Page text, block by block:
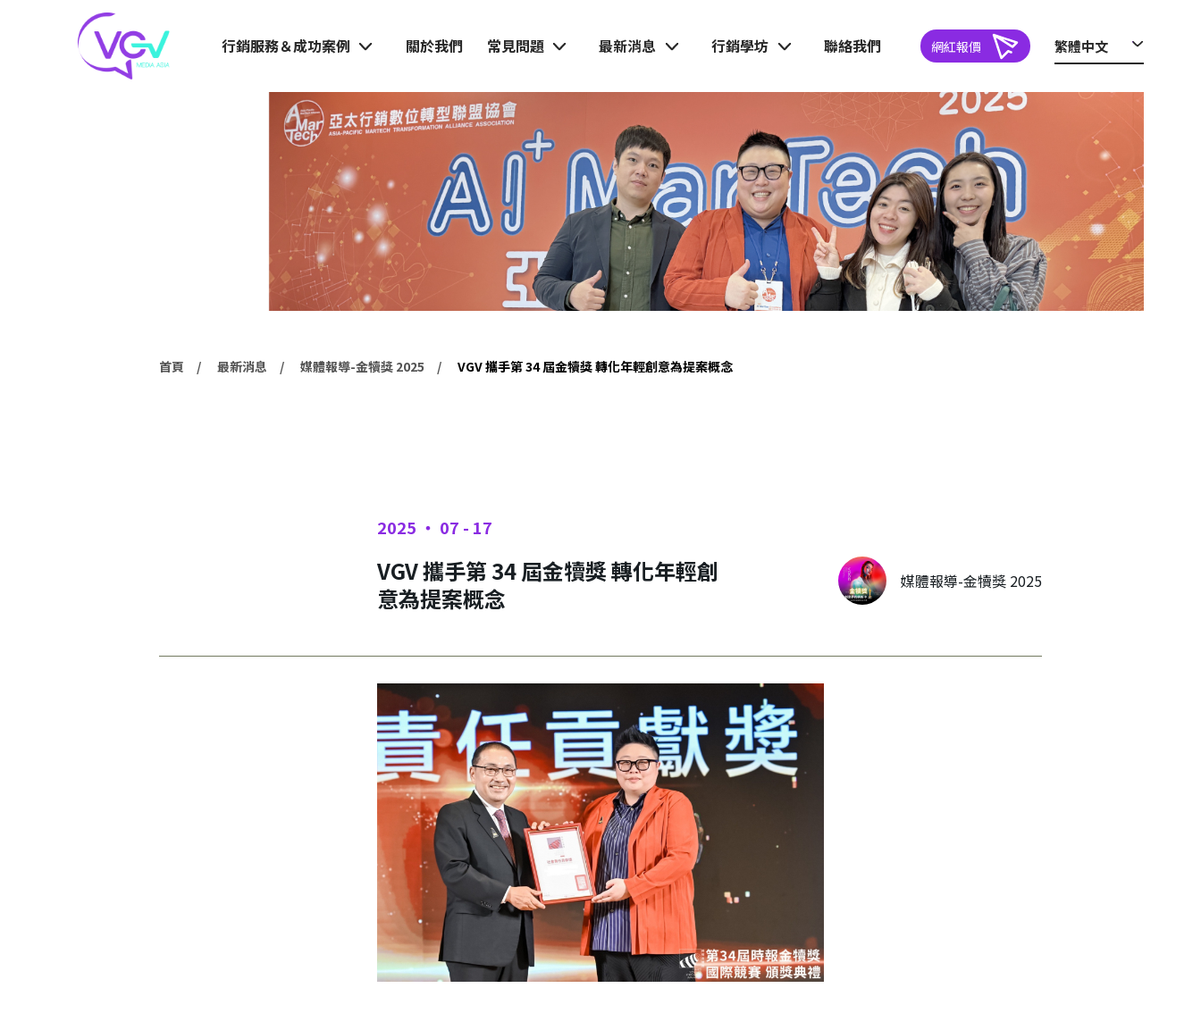
網紅報價 繁體中文
行銷服務＆成功案例 關於我們 常見問題 最新消息 行銷學坊 聯絡我們
首頁 最新消息 媒體報導-金犢獎 2025 VGV 攜手第 34 屆金犢獎 轉化年輕創意為提案概念
2025 ‧ 07 - 17
VGV 攜手第 34 屆金犢獎 轉化年輕創
意為提案概念
媒體報導-金犢獎 2025